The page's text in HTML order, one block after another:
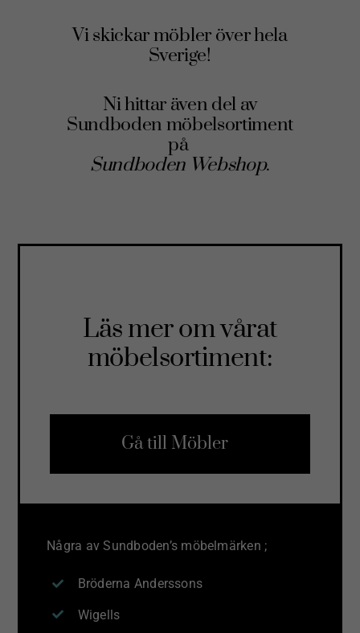
Vi skickar möbler över hela
Sverige!
Ni hittar även del av
Sundboden möbelsortiment
på
Sundboden Webshop.
Läs mer om vårat
möbelsortiment:
Gå till Möbler
Några av Sundboden’s möbelmärken ;
Bröderna Anderssons
Wigells